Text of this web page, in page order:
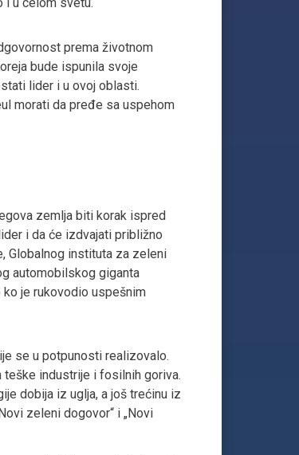
i u celom svetu.
prema životnom
bude ispunila svoje
lider i u ovoj oblasti.
morati da pređe sa uspehom
zemlja biti korak ispred
i da će izdvajati približno
Globalnog instituta za zeleni
automobilskog giganta
je rukovodio uspešnim
se u potpunosti realizovalo.
teške industrije i fosilnih goriva.
dobija iz uglja, a još trećinu iz
zeleni dogovor“ i „Novi